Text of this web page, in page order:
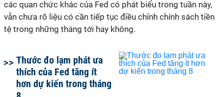
các quan chức khác của Fed có phát biểu trong tuần này,
vẫn chưa rõ liệu có cần tiếp tục điều chỉnh chính sách tiền
tệ trong những tháng tới hay không.
Thước đo lạm phát ưa
thích của Fed tăng ít
hơn dự kiến trong tháng